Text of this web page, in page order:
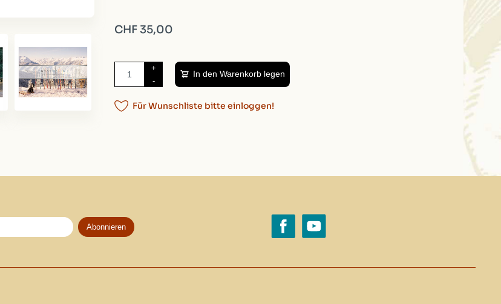
CHF 35,00
+
-
In den Warenkorb legen
Für Wunschliste bitte einloggen!
Abonnieren